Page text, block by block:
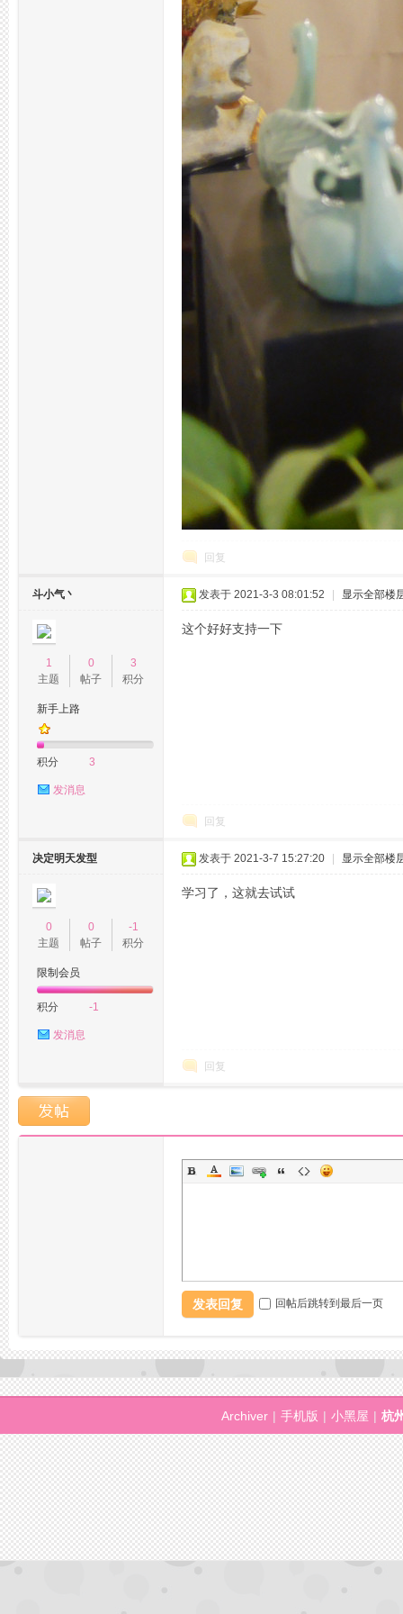
州
回复
斗小气丶
1
主题
0
帖子
3
积分
新手上路
积分 3
发消息
发表于 2021-3-3 08:01:52 显示全部楼
这个好好支持一下
回复
决定明天发型
0
主题
0
帖子
-1
积分
限制会员
积分 -1
发消息
发表于 2021-3-7 15:27:20 显示全部楼
学习了，这就去试试
回复
发表回复 回帖后跳转到最后一页
Archiver | 手机版 | 小黑屋 | 杭